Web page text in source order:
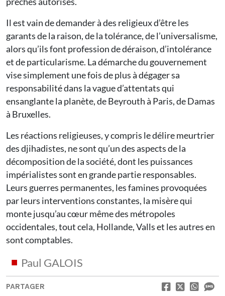
Il est vain de demander à des religieux d’être les
garants de la raison, de la tolérance, de l’universalisme,
alors qu’ils font profession de déraison, d’intolérance
et de particularisme. La démarche du gouvernement
vise simplement une fois de plus à dégager sa
responsabilité dans la vague d’attentats qui
ensanglante la planète, de Beyrouth à Paris, de Damas
à Bruxelles.
Les réactions religieuses, y compris le délire meurtrier
des djihadistes, ne sont qu’un des aspects de la
décomposition de la société, dont les puissances
impérialistes sont en grande partie responsables.
Leurs guerres permanentes, les famines provoquées
par leurs interventions constantes, la misère qui
monte jusqu’au cœur même des métropoles
occidentales, tout cela, Hollande, Valls et les autres en
sont comptables.
Paul GALOIS
PARTAGER